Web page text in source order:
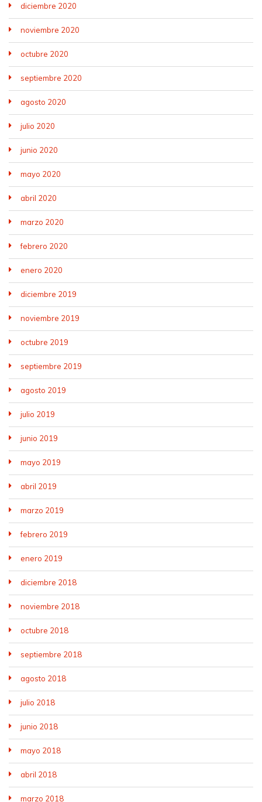
diciembre 2020
noviembre 2020
octubre 2020
septiembre 2020
agosto 2020
julio 2020
junio 2020
mayo 2020
abril 2020
marzo 2020
febrero 2020
enero 2020
diciembre 2019
noviembre 2019
octubre 2019
septiembre 2019
agosto 2019
julio 2019
junio 2019
mayo 2019
abril 2019
marzo 2019
febrero 2019
enero 2019
diciembre 2018
noviembre 2018
octubre 2018
septiembre 2018
agosto 2018
julio 2018
junio 2018
mayo 2018
abril 2018
marzo 2018